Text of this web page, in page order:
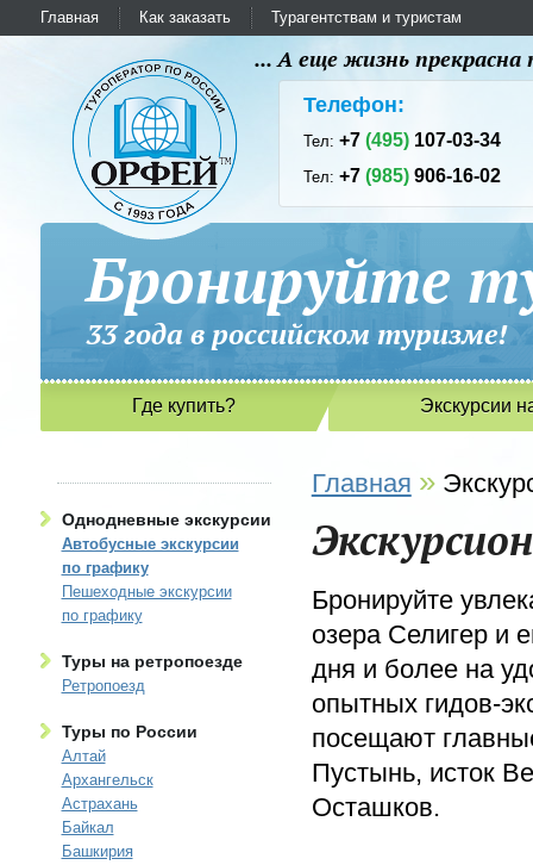
Главная Как заказать Турагентствам и туристам
... А еще жизнь
Телефон:
Тел:+7(495) 107-03-34
Тел:+7(985) 906-16-02
Бронируйте
33 года в российском
Где купить? Экскурсии
Однодневные экскурсии
Автобусные экскурсии
по графику
Пешеходные экскурсии
по графику
Туры на ретропоезде
Ретропоезд
Туры по России
Алтай
Архангельск
Астрахань
Байкал
Башкирия
Главная »
Бронируйте
озера Селигер и
дня и более на
опытных гидов-
посещают
Пустынь, исток
Осташков.